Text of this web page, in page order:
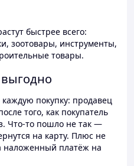
быстрее всего:
зоотовары, инструменты,
товары.
покупку: продавец
того, как покупатель
Что-то пошло не так —
на карту. Плюс не
наложенный платёж на